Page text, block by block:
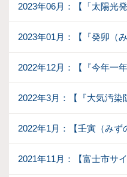
2023年06月：【「太陽光
2023年01月：【『癸卯（
2022年12月：【『今年一
2022年3月：【『大気汚染
2022年1月：【壬寅（みず
2021年11月：【富士市サ